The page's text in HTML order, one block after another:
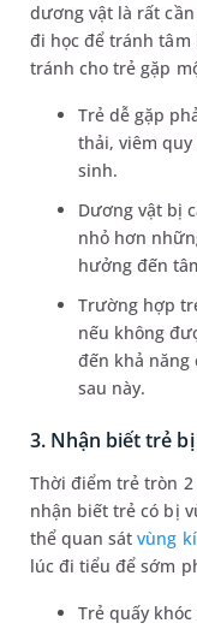
dương vật là rất
đi học để tránh
tránh cho trẻ gặp
Trẻ dễ gặp
thải, viêm
sinh.
Dương vật bị
nhỏ hơn
hưởng đến
Trường hợp
nếu không
đến khả năng
sau này.
3. Nhận biết trẻ
Thời điểm trẻ tròn
nhận biết trẻ có bị
thể quan sátvùng
lúc đi tiểu để sớm
Trẻ quấy